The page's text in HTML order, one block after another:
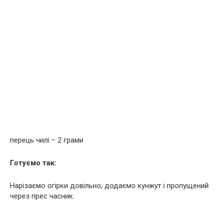
перець чилі – 2 грами
Готуємо так:
Нарізаємо огірки довільно, додаємо кунжут і пропущений
через прес часник.